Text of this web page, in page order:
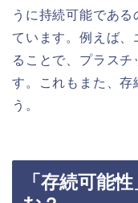
うに持続可能であ
ています。例えば
ることで、プラスチ
す。これもまた、存
う。
「存続可能